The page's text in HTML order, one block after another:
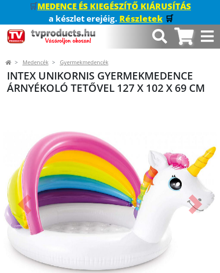
🛒MEDENCE ÉS KIEGÉSZÍTŐ KIÁRUSÍTÁS
a készlet erejéig. Részletek 🛒
Medencék Gyermekmedencék
INTEX UNIKORNIS GYERMEKMEDENCE
ÁRNYÉKOLÓ TETŐVEL 127 X 102 X 69 CM
Előző